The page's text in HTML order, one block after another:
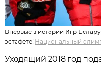
Впервые в истории Игр
эстафете! Национальный
Уходящий 2018 год